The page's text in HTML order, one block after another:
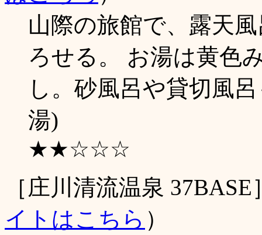
山際の旅館で、露天
ろせる。 お湯は黄色
し。砂風呂や貸切風
湯)
★★☆☆☆
［庄川清流温泉
イトはこちら ）